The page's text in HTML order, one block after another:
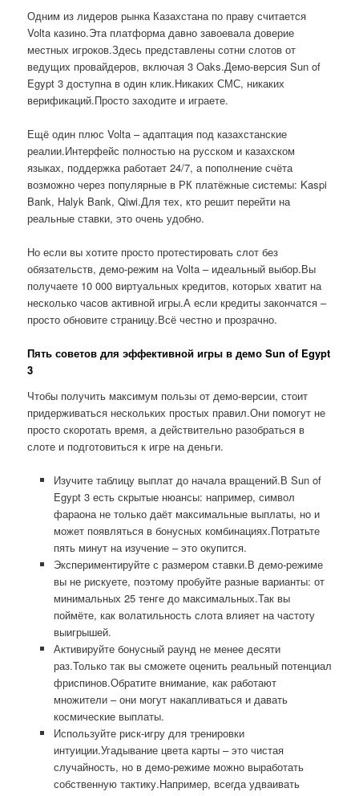
Одним из лидеров рынка Казахстана по праву считается
Volta казино.Эта платформа давно завоевала доверие
местных игроков.Здесь представлены сотни слотов от
ведущих провайдеров, включая 3 Oaks.Демо-версия Sun of
Egypt 3 доступна в один клик.Никаких СМС, никаких
верификаций.Просто заходите и играете.
Ещё один плюс Volta – адаптация под казахстанские
реалии.Интерфейс полностью на русском и казахском
языках, поддержка работает 24/7, а пополнение счёта
возможно через популярные в РК платёжные системы: Kaspi
Bank, Halyk Bank, Qiwi.Для тех, кто решит перейти на
реальные ставки, это очень удобно.
Но если вы хотите просто протестировать слот без
обязательств, демо-режим на Volta – идеальный выбор.Вы
получаете 10 000 виртуальных кредитов, которых хватит на
несколько часов активной игры.А если кредиты закончатся –
просто обновите страницу.Всё честно и прозрачно.
Пять советов для эффективной игры в демо Sun of Egypt
3
Чтобы получить максимум пользы от демо-версии, стоит
придерживаться нескольких простых правил.Они помогут не
просто скоротать время, а действительно разобраться в
слоте и подготовиться к игре на деньги.
Изучите таблицу выплат до начала вращений.В Sun of
Egypt 3 есть скрытые нюансы: например, символ
фараона не только даёт максимальные выплаты, но и
может появляться в бонусных комбинациях.Потратьте
пять минут на изучение – это окупится.
Экспериментируйте с размером ставки.В демо-режиме
вы не рискуете, поэтому пробуйте разные варианты: от
минимальных 25 тенге до максимальных.Так вы
поймёте, как волатильность слота влияет на частоту
выигрышей.
Активируйте бонусный раунд не менее десяти
раз.Только так вы сможете оценить реальный потенциал
фриспинов.Обратите внимание, как работают
множители – они могут накапливаться и давать
космические выплаты.
Используйте риск-игру для тренировки
интуиции.Угадывание цвета карты – это чистая
случайность, но в демо-режиме можно выработать
собственную тактику.Например, всегда удваивать